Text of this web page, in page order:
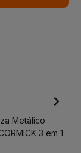
Metálico
3 em 1